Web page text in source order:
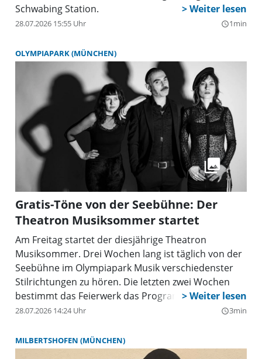
Schwabing Station.
28.07.2026 15:55 Uhr query_builder1min
OLYMPIAPARK (MÜNCHEN)
Gratis-Töne von der Seebühne: Der
Theatron Musiksommer startet
Am Freitag startet der diesjährige Theatron
Musiksommer. Drei Wochen lang ist täglich von der
Seebühne im Olympiapark Musik verschiedenster
Stilrichtungen zu hören. Die letzten zwei Wochen
bestimmt das Feierwerk das Programm.
28.07.2026 14:24 Uhr query_builder3min
MILBERTSHOFEN (MÜNCHEN)